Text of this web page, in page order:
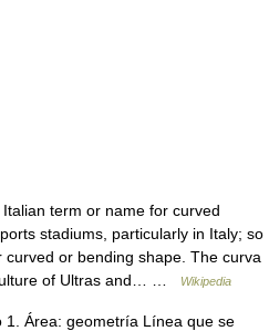
term or name for curved
stadiums, particularly in Italy; so
or bending shape. The curva
of Ultras and… …
Wikipedia
Área: geometría Línea que se